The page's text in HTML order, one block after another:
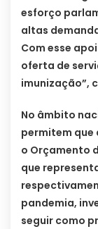
esforço
altas
Com esse
oferta de
imunização”,
No âmbito
permitem que
o Orçamento
que
pandemia,
seguir como